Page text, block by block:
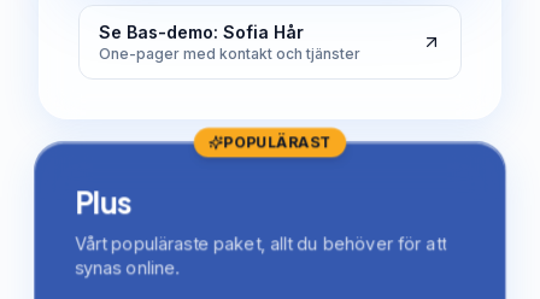
Se Bas-demo: Sofia Hår
One-pager med kontakt och tjänster
POPULÄRAST
Plus
Vårt populäraste paket, allt du behöver för att
synas online.